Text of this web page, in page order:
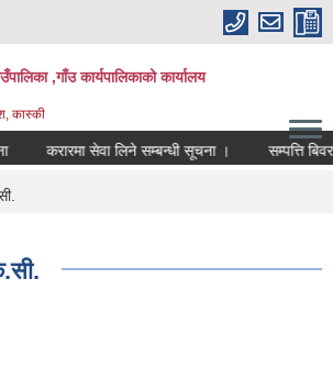
,गाँउ कार्यपालिकाको कार्यालय
कास्की
करारमा सेवा लिने सम्बन्धी सूचना । सम्पत्ति